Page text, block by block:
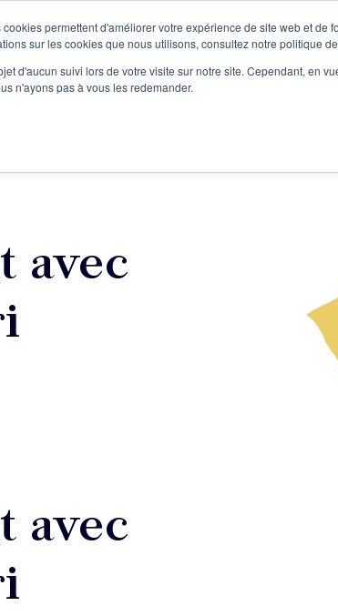
permettent d'améliorer votre expérience de site web et de
sur les cookies que nous utilisons, consultez notre politique
d'aucun suivi lors de votre visite sur notre site. Cependant, en
n'ayons pas à vous les redemander.
L'infolettre
avec
avec